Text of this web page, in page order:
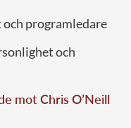
och programledare
och
mot Chris O’Neill